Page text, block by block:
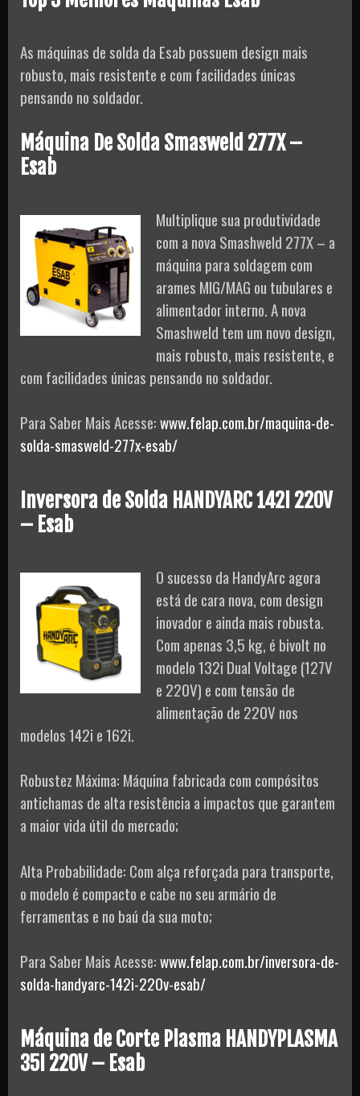
As máquinas de solda da Esab possuem design mais
robusto, mais resistente e com facilidades únicas
pensando no soldador.
Máquina De Solda Smasweld 277X –
Esab
Multiplique sua produtividade
com a nova Smashweld 277X – a
máquina para soldagem com
arames MIG/MAG ou tubulares e
alimentador interno. A nova
Smashweld tem um novo design,
mais robusto, mais resistente, e
com facilidades únicas pensando no soldador.
Para Saber Mais Acesse:www.felap.com.br/maquina-de-
solda-smasweld-277x-esab/
Inversora de Solda HANDYARC 142I 220V
– Esab
O sucesso da HandyArc agora
está de cara nova, com design
inovador e ainda mais robusta.
Com apenas 3,5 kg, é bivolt no
modelo 132i Dual Voltage (127V
e 220V) e com tensão de
alimentação de 220V nos
modelos 142i e 162i.
Robustez Máxima: Máquina fabricada com compósitos
antichamas de alta resistência a impactos que garantem
a maior vida útil do mercado;
Alta Probabilidade: Com alça reforçada para transporte,
o modelo é compacto e cabe no seu armário de
ferramentas e no baú da sua moto;
Para Saber Mais Acesse:www.felap.com.br/inversora-de-
solda-handyarc-142i-220v-esab/
Máquina de Corte Plasma HANDYPLASMA
35I 220V – Esab